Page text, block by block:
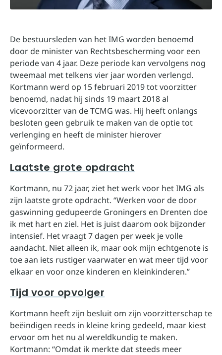
De bestuursleden van het IMG worden benoemd
door de minister van Rechtsbescherming voor een
periode van 4 jaar. Deze periode kan vervolgens nog
tweemaal met telkens vier jaar worden verlengd.
Kortmann werd op 15 februari 2019 tot voorzitter
benoemd, nadat hij sinds 19 maart 2018 al
vicevoorzitter van de TCMG was. Hij heeft onlangs
besloten geen gebruik te maken van de optie tot
verlenging en heeft de minister hierover
geïnformeerd.
Laatste grote opdracht
Kortmann, nu 72 jaar, ziet het werk voor het IMG als
zijn laatste grote opdracht. “Werken voor de door
gaswinning gedupeerde Groningers en Drenten doe
ik met hart en ziel. Het is juist daarom ook bijzonder
intensief. Het vraagt 7 dagen per week je volle
aandacht. Niet alleen ik, maar ook mijn echtgenote is
toe aan iets rustiger vaarwater en wat meer tijd voor
elkaar en voor onze kinderen en kleinkinderen.”
Tijd voor opvolger
Kortmann heeft zijn besluit om zijn voorzitterschap te
beëindigen reeds in kleine kring gedeeld, maar kiest
ervoor om het nu al wereldkundig te maken.
Kortmann: “Omdat ik merkte dat steeds meer